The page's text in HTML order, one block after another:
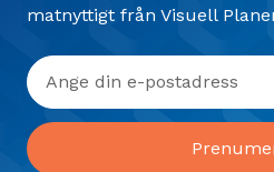
matnyttigt från Visuell